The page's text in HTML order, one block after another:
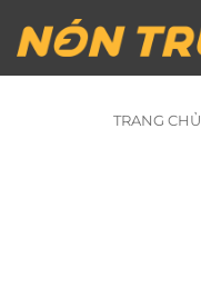
qua
TRANG CHỦ